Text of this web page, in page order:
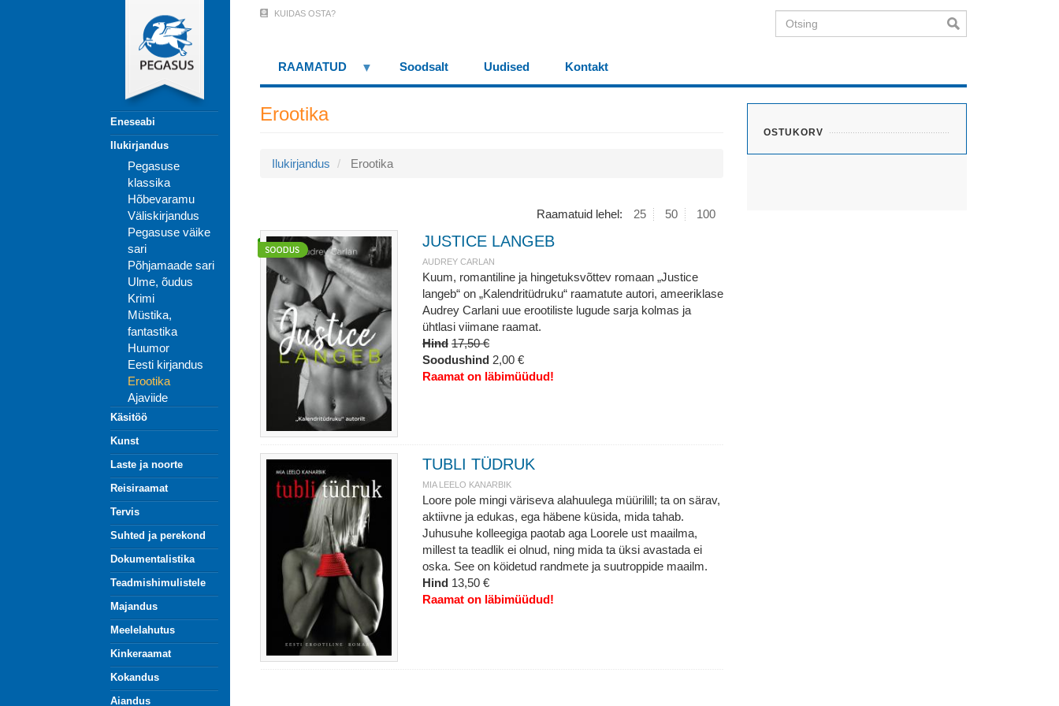
Eneseabi
Ilukirjandus
Pegasuse
klassika
Hõbevaramu
Väliskirjandus
Pegasuse väike
sari
Põhjamaade sari
Ulme, õudus
Krimi
Müstika,
fantastika
Huumor
Eesti kirjandus
Erootika
Ajaviide
Käsitöö
Kunst
Laste ja noorte
Reisiraamat
Tervis
Suhted ja perekond
Dokumentalistika
Teadmishimulistele
Majandus
Meelelahutus
Kinkeraamat
Kokandus
Aiandus
Menu
(logged
KUIDAS OSTA? Otsing
RAAMATUD Soodsalt Uudised Kontakt
OSTUKORV
Erootika
Ilukirjandus Erootika
Raamatuid lehel: 25 50 100
JUSTICE LANGEB
AUDREY CARLAN
Kuum, romantiline ja hingetuksvõttev romaan „Justice
langeb“ on „Kalendritüdruku“ raamatute autori, ameeriklase
Audrey Carlani uue erootiliste lugude sarja kolmas ja
ühtlasi viimane raamat.
Hind 17,50 €
Soodushind 2,00 €
Raamat on läbimüüdud!
TUBLI TÜDRUK
MIA LEELO KANARBIK
Loore pole mingi väriseva alahuulega müürilill; ta on särav,
aktiivne ja edukas, ega häbene küsida, mida tahab.
Juhusuhe kolleegiga paotab aga Loorele ust maailma,
millest ta teadlik ei olnud, ning mida ta üksi avastada ei
oska. See on köidetud randmete ja suutroppide maailm.
Hind 13,50 €
Raamat on läbimüüdud!